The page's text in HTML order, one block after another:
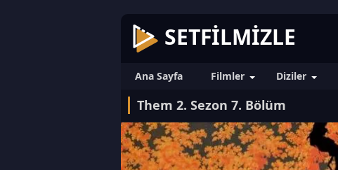
SETFILMIZLE
Ana Sayfa Filmler Diziler
Them 2. Sezon 7. Bölüm